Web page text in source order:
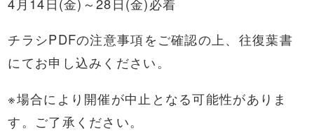
チラシPDFの注意事項をご確認の上、往復葉書
にてお申し込みください。
※場合により開催が中止となる可能性がありま
す。ご了承ください。